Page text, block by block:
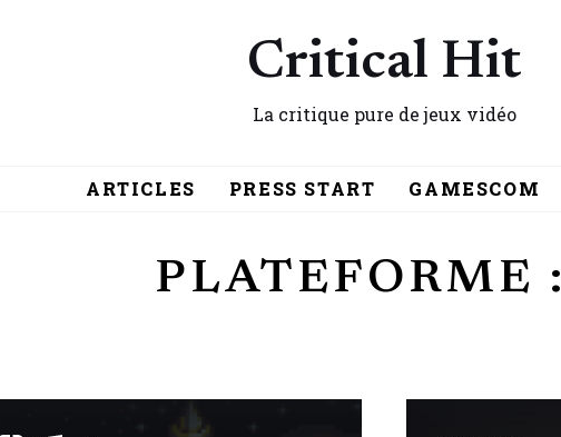
Critical Hit
La critique pure de jeux vidéo
ARTICLES PRESS START GAMESCOM
PLATEFORME :